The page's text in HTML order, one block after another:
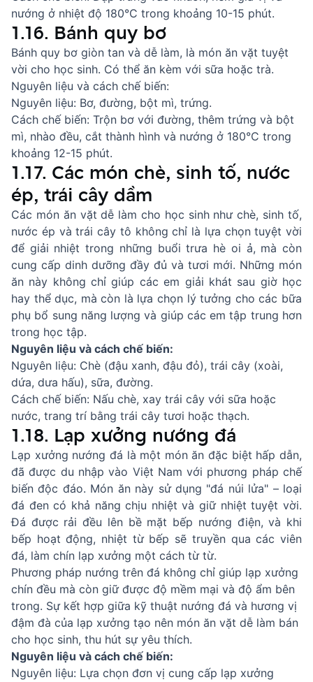
nướng ở nhiệt độ 180°C trong khoảng 10-15 phút.
1.16. Bánh quy bơ
Bánh quy bơ giòn tan và dễ làm, là món ăn vặt tuyệt
vời cho học sinh. Có thể ăn kèm với sữa hoặc trà.
Nguyên liệu và cách chế biến:
Nguyên liệu: Bơ, đường, bột mì, trứng.
Cách chế biến: Trộn bơ với đường, thêm trứng và bột
mì, nhào đều, cắt thành hình và nướng ở 180°C trong
khoảng 12-15 phút.
1.17. Các món chè, sinh tố, nước
ép, trái cây dầm
Các món ăn vặt dễ làm cho học sinh như chè, sinh tố,
nước ép và trái cây tô không chỉ là lựa chọn tuyệt vời
để giải nhiệt trong những buổi trưa hè oi ả, mà còn
cung cấp dinh dưỡng đầy đủ và tươi mới. Những món
ăn này không chỉ giúp các em giải khát sau giờ học
hay thể dục, mà còn là lựa chọn lý tưởng cho các bữa
phụ bổ sung năng lượng và giúp các em tập trung hơn
trong học tập.
Nguyên liệu và cách chế biến:
Nguyên liệu: Chè (đậu xanh, đậu đỏ), trái cây (xoài,
dứa, dưa hấu), sữa, đường.
Cách chế biến: Nấu chè, xay trái cây với sữa hoặc
nước, trang trí bằng trái cây tươi hoặc thạch.
1.18. Lạp xưởng nướng đá
Lạp xưởng nướng đá là một món ăn đặc biệt hấp dẫn,
đã được du nhập vào Việt Nam với phương pháp chế
biến độc đáo. Món ăn này sử dụng "đá núi lửa" – loại
đá đen có khả năng chịu nhiệt và giữ nhiệt tuyệt vời.
Đá được rải đều lên bề mặt bếp nướng điện, và khi
bếp hoạt động, nhiệt từ bếp sẽ truyền qua các viên
đá, làm chín lạp xưởng một cách từ từ.
Phương pháp nướng trên đá không chỉ giúp lạp xưởng
chín đều mà còn giữ được độ mềm mại và độ ẩm bên
trong. Sự kết hợp giữa kỹ thuật nướng đá và hương vị
đậm đà của lạp xưởng tạo nên món ăn vặt dễ làm bán
cho học sinh, thu hút sự yêu thích.
Nguyên liệu và cách chế biến:
Nguyên liệu: Lựa chọn đơn vị cung cấp lạp xưởng